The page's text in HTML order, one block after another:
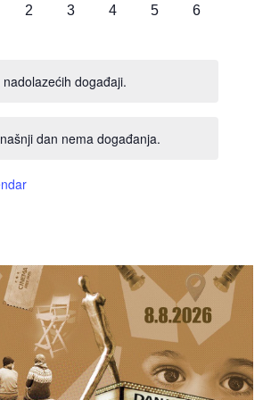
0
2
0
3
0
4
0
5
0
6
nadolazećih događaji.
dan nema događanja.